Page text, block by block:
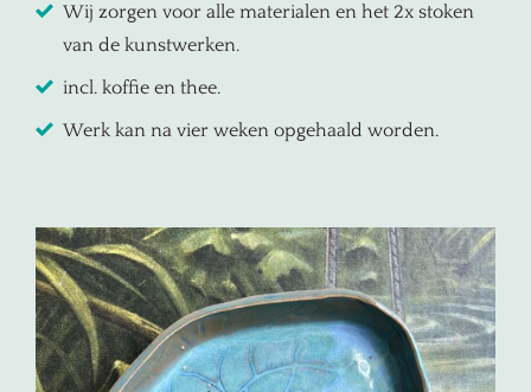
Wij zorgen voor alle materialen en het 2x stoken
van de kunstwerken.
incl. koffie en thee.
Werk kan na vier weken opgehaald worden.